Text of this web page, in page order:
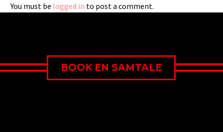
You must be logged in to post a comment.
BOOK EN SAMTALE